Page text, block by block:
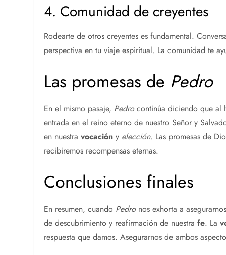
4. Comunidad de creyentes
Rodearte de otros creyentes es fundamental.
perspectiva en tu viaje espiritual. La comunidad te
Las promesas de Pedro
En el mismo pasaje, Pedrocontinúa diciendo que al
entrada en el reino eterno de nuestro Señor y
en nuestravocación y elección. Las promesas de
recibiremos recompensas eternas.
Conclusiones finales
En resumen, cuando Pedronos exhorta a
de descubrimiento y reafirmación de nuestrafe. La
respuesta que damos. Asegurarnos de ambos